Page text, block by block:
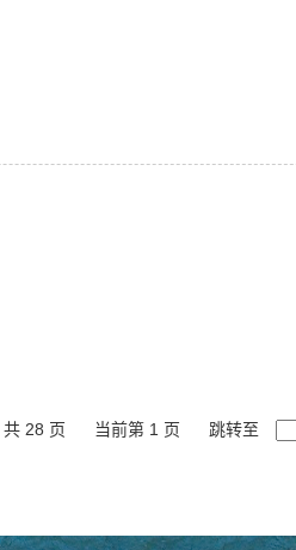
共 28 页 当前第 1 页 跳转至